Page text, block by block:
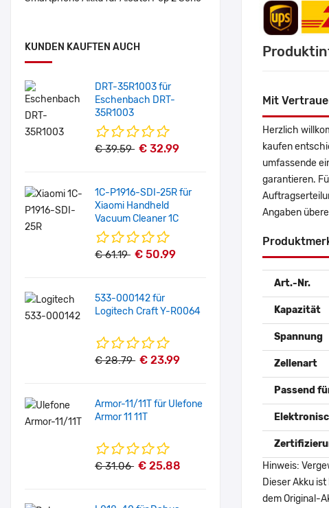
KUNDEN KAUFTEN AUCH
DRT-35R1003 für
Eschenbach DRT-
35R1003
€ 39.59 € 32.99
1C-P1916-SDI-25R für
Xiaomi Handheld
Vacuum Cleaner 1C
€ 61.19 € 50.99
533-000142 für
Logitech Craft Y-R0064
€ 28.79 € 23.99
Armor-11/11T für Ulefone
Armor 11 11T
€ 31.06 € 25.88
Mit
Herzlich
kaufen
umfassende
garantieren.
Angaben
Art.-Nr.
Kapazität
Spannung
Zellenart
Passend
Hinweis:
Dieser Akku
dem Original-